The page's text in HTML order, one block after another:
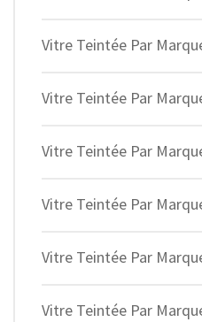
Vitre Teintée Par
Vitre Teintée Par
Vitre Teintée Par
Vitre Teintée Par
Vitre Teintée Par
Vitre Teintée Par